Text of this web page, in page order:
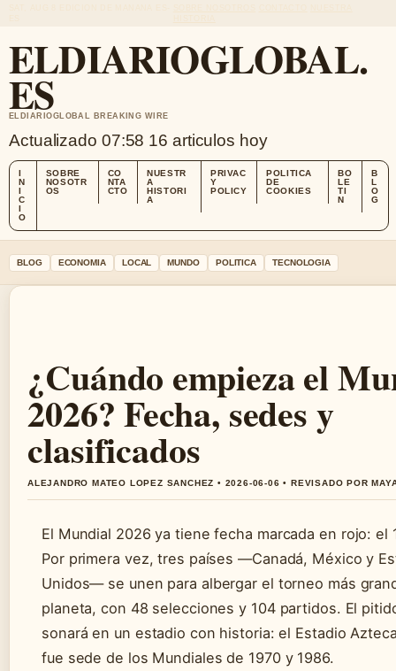
ELDIARIOGLOBAL.
ES
ELDIARIOGLOBAL BREAKING WIRE
Actualizado 07:58 16 articulos hoy
I
N
I
C
I
O
SOBRE
NOSOTR
OS
CO
NTA
CTO
NUESTR
A
HISTORI
A
PRIVAC
Y
POLICY
POLITICA
DE
COOKIES
BO
LE
TI
N
B
L
O
G
BLOG ECONOMIA LOCAL MUNDO POLITICA TECNOLOGIA
¿Cuándo empieza el
2026? Fecha, sedes y
clasificados
ALEJANDRO MATEO LOPEZ SANCHEZ • 2026-06-06 • REVISADO POR
El Mundial 2026 ya tiene fecha marcada en rojo: el
Por primera vez, tres países —Canadá, México y
Unidos— se unen para albergar el torneo más
planeta, con 48 selecciones y 104 partidos. El
sonará en un estadio con historia: el Estadio
fue sede de los Mundiales de 1970 y 1986.